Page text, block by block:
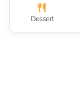
Dessert